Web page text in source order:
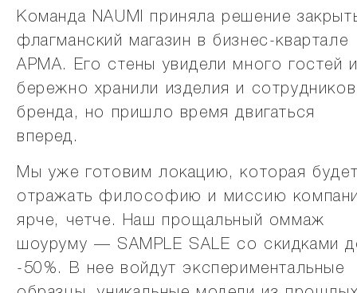
Команда NAUMI приняла решение
флагманский магазин в бизнес-квартале
АРМА. Его стены увидели много гостей
бережно хранили изделия и сотрудников
бренда, но пришло время двигаться
вперед.
Мы уже готовим локацию, которая
отражать философию и миссию
ярче, четче. Наш прощальный оммаж
шоуруму — SAMPLE SALE со скидками
-50%. В нее войдут экспериментальные